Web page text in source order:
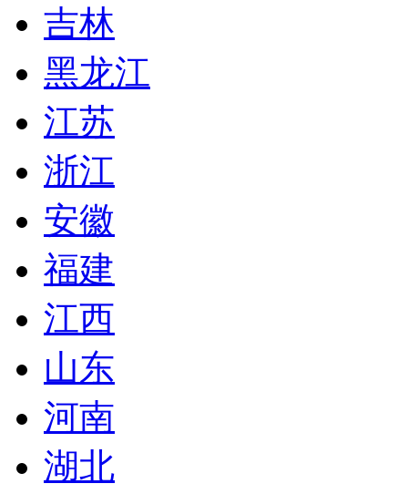
吉林
黑龙江
江苏
浙江
安徽
福建
江西
山东
河南
湖北